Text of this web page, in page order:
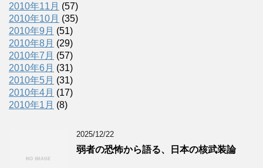
2010年11月 (57)
2010年10月 (35)
2010年9月 (51)
2010年8月 (29)
2010年7月 (57)
2010年6月 (31)
2010年5月 (31)
2010年4月 (17)
2010年1月 (8)
2025/12/22
弱者の恐怖から語る、日本の核武装論